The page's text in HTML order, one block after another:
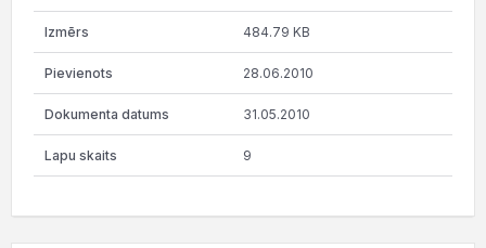
484.79 KB
28.06.2010
31.05.2010
9